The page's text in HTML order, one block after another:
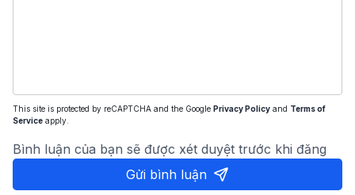
This site is protected by reCAPTCHA and the Google Privacy Policy and Terms of
Service apply.
Bình luận của bạn sẽ được xét duyệt trước khi đăng
Gửi bình luận